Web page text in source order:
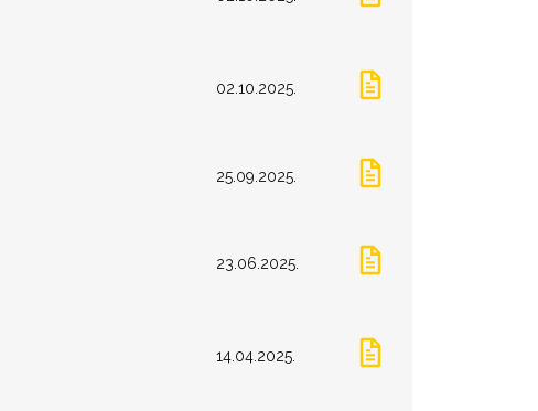
02.10.2025.
25.09.2025.
23.06.2025.
14.04.2025.